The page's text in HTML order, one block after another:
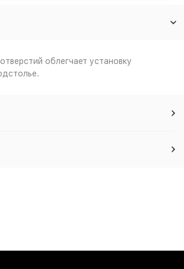
облегчает установку